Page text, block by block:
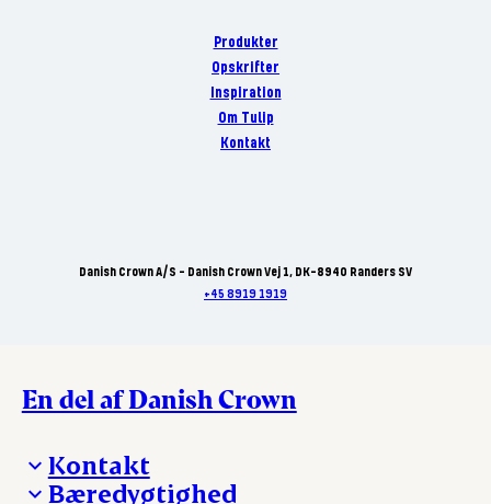
Produkter
Opskrifter
Inspiration
Om Tulip
Kontakt
Danish Crown A/S - Danish Crown Vej 1, DK-8940 Randers SV
+45 8919 1919
En del af Danish Crown
Kontakt
Bæredygtighed